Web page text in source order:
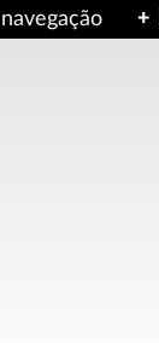
navegação